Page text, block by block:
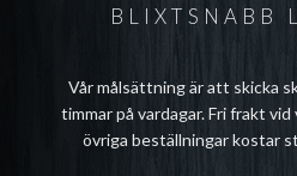
BLIXTSNABB
Vår målsättning är att skicka
timmar på vardagar. Fri frakt
övriga beställningar kostar